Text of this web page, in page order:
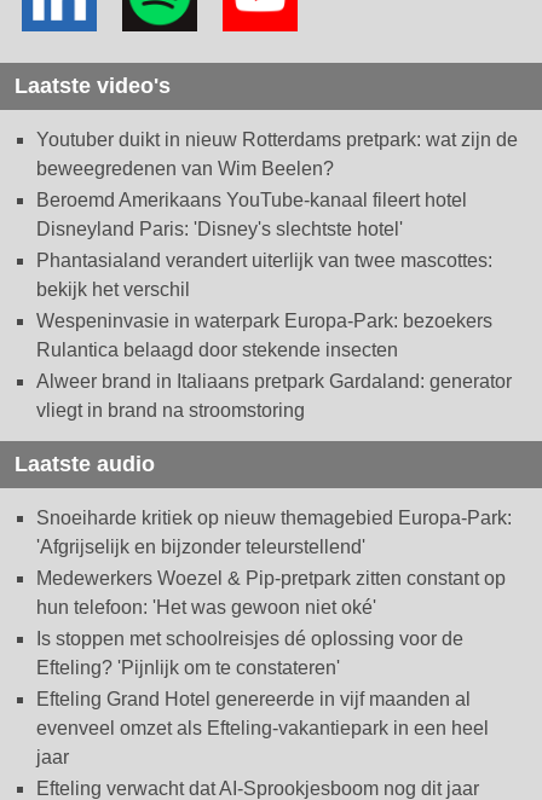
Laatste video's
Youtuber duikt in nieuw Rotterdams pretpark: wat zijn de
beweegredenen van Wim Beelen?
Beroemd Amerikaans YouTube-kanaal fileert hotel
Disneyland Paris: 'Disney's slechtste hotel'
Phantasialand verandert uiterlijk van twee mascottes:
bekijk het verschil
Wespeninvasie in waterpark Europa-Park: bezoekers
Rulantica belaagd door stekende insecten
Alweer brand in Italiaans pretpark Gardaland: generator
vliegt in brand na stroomstoring
Laatste audio
Snoeiharde kritiek op nieuw themagebied Europa-Park:
'Afgrijselijk en bijzonder teleurstellend'
Medewerkers Woezel & Pip-pretpark zitten constant op
hun telefoon: 'Het was gewoon niet oké'
Is stoppen met schoolreisjes dé oplossing voor de
Efteling? 'Pijnlijk om te constateren'
Efteling Grand Hotel genereerde in vijf maanden al
evenveel omzet als Efteling-vakantiepark in een heel
jaar
Efteling verwacht dat AI-Sprookjesboom nog dit jaar